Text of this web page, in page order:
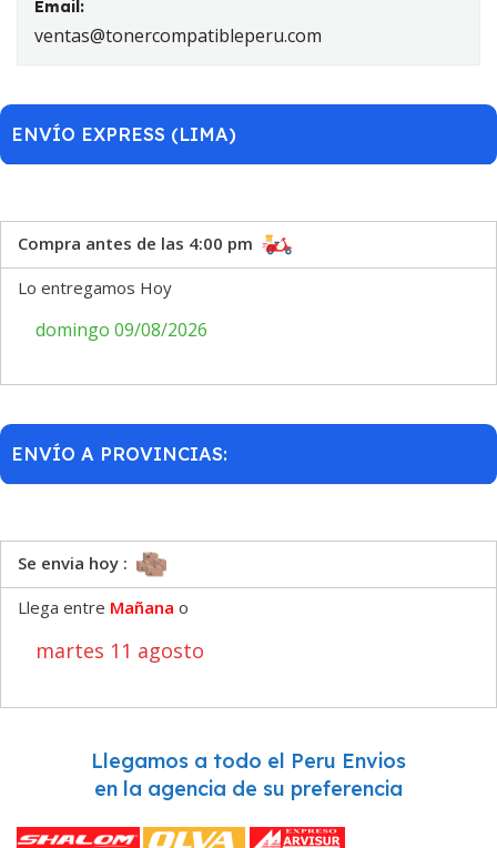
Email:
ventas@tonercompatibleperu.com
ENVÍO EXPRESS (LIMA)
Compra antes de las 4:00 pm
Lo entregamos Hoy
domingo 09/08/2026
ENVÍO A PROVINCIAS:
Se envia hoy :
Llega entre Mañana o
martes 11 agosto
Llegamos a todo el Peru Envios
en la agencia de su preferencia